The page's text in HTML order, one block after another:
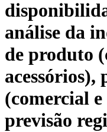
análise da
de produto
(comercial
previsão